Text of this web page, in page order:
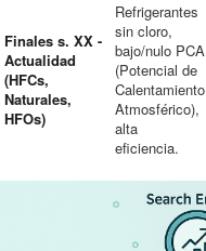
Finales s. XX -
Actualidad
(HFCs,
Naturales,
HFOs)
Refrigerantes
sin cloro,
bajo/nulo PCA
(Potencial de
Calentamiento
Atmosférico),
alta
eficiencia.